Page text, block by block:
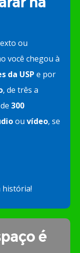
ou
você chegou à
da USP e por
, de três a
300
ou vídeo, se
história!
é